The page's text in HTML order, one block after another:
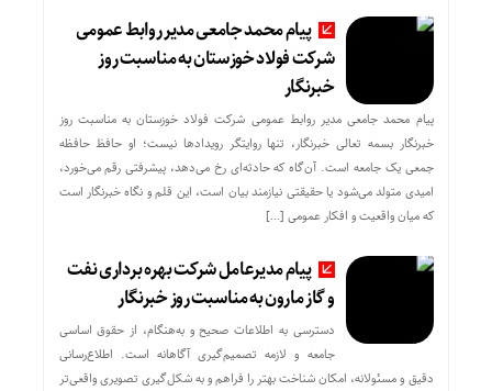
پیام محمد جامعی مدیر روابط عمومی
شرکت فولاد خوزستان به مناسبت روز
خبرنگار
پیام محمد جامعی مدیر روابط عمومی شرکت فولاد خوزستان به مناسبت روز
خبرنگار بسمه تعالی خبرنگار، تنها روایتگر رویدادها نیست؛ او حافظ حافظه
جمعی یک جامعه است. آن‌گاه که حادثه‌ای رخ می‌دهد، پیشرفتی رقم می‌خورد،
امیدی متولد می‌شود یا حقیقتی نیازمند بیان است، این قلم و نگاه خبرنگار است
که میان واقعیت و افکار عمومی […]
پیام مدیرعامل شرکت بهره برداری نفت
و گاز مارون به مناسبت روز خبرنگار
دسترسی به اطلاعات صحیح و به‌هنگام، از حقوق اساسی
جامعه و لازمه تصمیم‌گیری آگاهانه است. اطلاع‌رسانی
دقیق و مسئولانه، امکان شناخت بهتر را فراهم و به شکل‌گیری تصویری واقعی‌تر